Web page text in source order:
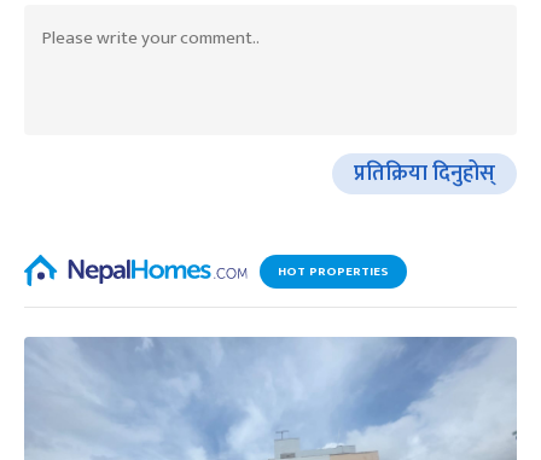
प्रतिक्रिया दिनुहोस्
HOT PROPERTIES